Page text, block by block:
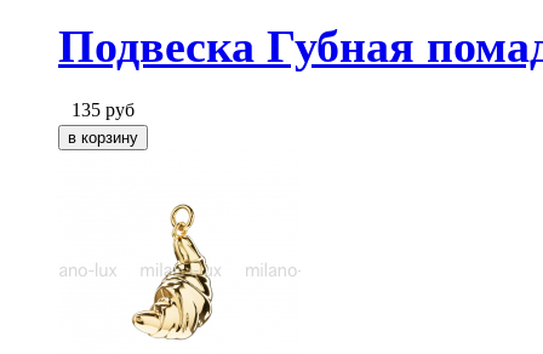
Подвеска Губная
135 руб